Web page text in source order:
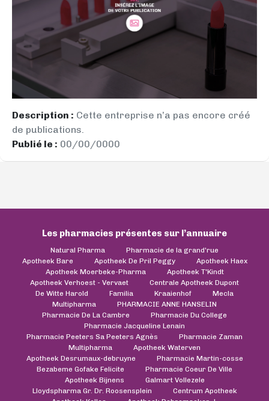
Description : Cette entreprise n’a pas encore créé
de publications.
Publié le : 00/00/0000
Les pharmacies présentes sur l’annuaire
Natural Pharma
Pharmacie de la grand'rue
Apotheek Bare
Apotheek De Pril Peggy
Apotheek Haex
Apotheek Moerbeke-Pharma
Apotheek T'Kindt
Apotheek Verhoest - Vervaet
Centrale Apotheek Dupont
De Witte Harold
Familia Kraaienhof
Mecla
Multipharma
PHARMACIE ANNE HANSELIN
Pharmacie De La Cambre
Pharmacie Du College
Pharmacie Jacqueline Lenain
Pharmacie Peeters Sa Peeters Agnès
Pharmacie Zaman
Multipharma
Apotheek Waterven
Apotheek Desrumaux-debruyne
Pharmacie Martin-cosse
Bezabeme Gofake Felicite
Pharmacie Coeur De Ville
Apotheek Bijnens
Galmart Vollezele
Lloydspharma Gr. Dr. Roosensplein
Centrum Apotheek